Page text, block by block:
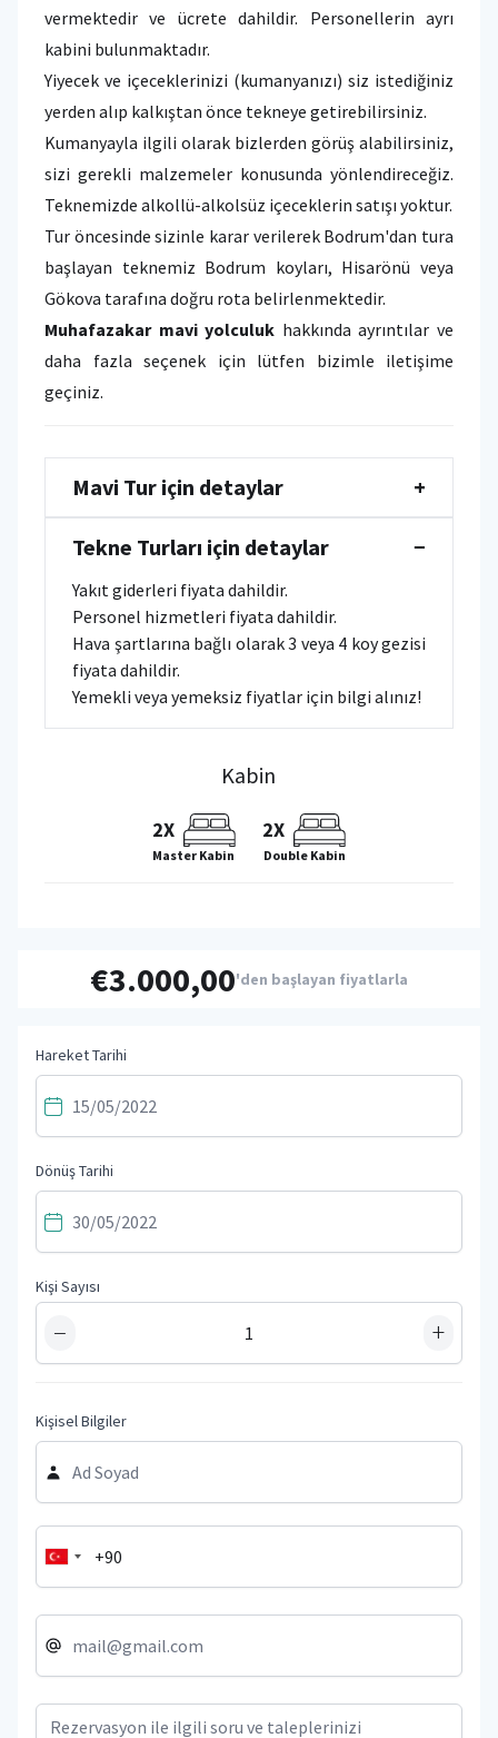
vermektedir ve ücrete dahildir. Personellerin ayrı
kabini bulunmaktadır.
Yiyecek ve içeceklerinizi (kumanyanızı) siz istediğiniz
yerden alıp kalkıştan önce tekneye getirebilirsiniz.
Kumanyayla ilgili olarak bizlerden görüş alabilirsiniz,
sizi gerekli malzemeler konusunda yönlendireceğiz.
Teknemizde alkollü-alkolsüz içeceklerin satışı yoktur.
Tur öncesinde sizinle karar verilerek Bodrum'dan tura
başlayan teknemiz Bodrum koyları, Hisarönü veya
Gökova tarafına doğru rota belirlenmektedir.
Muhafazakar mavi yolculuk hakkında ayrıntılar ve
daha fazla seçenek için lütfen bizimle iletişime
geçiniz.
Mavi Tur için detaylar +
Tekne Turları için detaylar −
Yakıt giderleri fiyata dahildir.
Personel hizmetleri fiyata dahildir.
Hava şartlarına bağlı olarak 3 veya 4 koy gezisi
fiyata dahildir.
Yemekli veya yemeksiz fiyatlar için bilgi alınız!
Kabin
2X
Master Kabin
2X
Double Kabin
€3.000,00'den başlayan fiyatlarla
Hareket Tarihi
Dönüş Tarihi
Kişi Sayısı
− +
Kişisel Bilgiler